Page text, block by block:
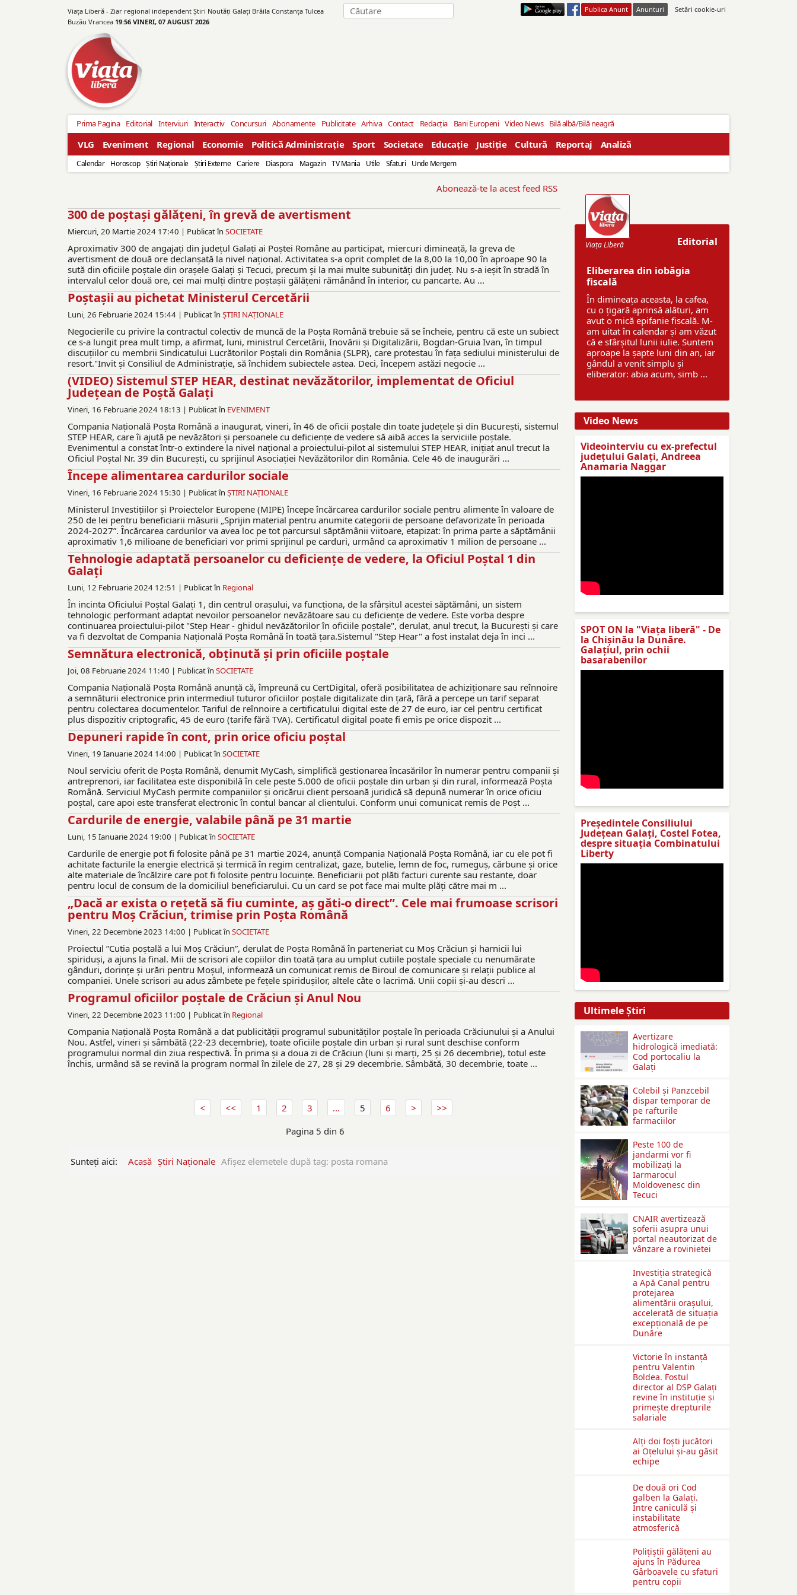
Viața Liberă - Ziar regional independent Știri Noutăți Galaţi Brăila Constanţa Tulcea
Buzău Vrancea 19:56 VINERI, 07 AUGUST 2026
Publica Anunt Anunturi Setări cookie-uri
Prima Pagina Editorial Interviuri Interactiv Concursuri Abonamente Publicitate Arhiva Contact Redacția Bani Europeni Video News Bilă albă/Bilă neagră
VLG Eveniment Regional Economie Politică Administrație Sport Societate Educație Justiție Cultură Reportaj Analiză
Calendar Horoscop Ştiri Naţionale Ştiri Externe Cariere Diaspora Magazin TV Mania Utile Sfaturi Unde Mergem
Abonează-te la acest feed RSS
300 de poștași gălățeni, în grevă de avertisment
Miercuri, 20 Martie 2024 17:40 | Publicat în SOCIETATE
Aproximativ 300 de angajați din județul Galați ai Poștei Române au participat, miercuri dimineață, la greva de
avertisment de două ore declanșată la nivel național. Activitatea s-a oprit complet de la 8,00 la 10,00 în aproape 90 la
sută din oficiile poștale din orașele Galați și Tecuci, precum și la mai multe subunități din județ. Nu s-a ieșit în stradă în
intervalul celor două ore, cei mai mulți dintre poștașii gălățeni rămânând în interior, cu pancarte. Au ...
Poștașii au pichetat Ministerul Cercetării
Luni, 26 Februarie 2024 15:44 | Publicat în ŞTIRI NAŢIONALE
Negocierile cu privire la contractul colectiv de muncă de la Poşta Română trebuie să se încheie, pentru că este un subiect
ce s-a lungit prea mult timp, a afirmat, luni, ministrul Cercetării, Inovării şi Digitalizării, Bogdan-Gruia Ivan, în timpul
discuţiilor cu membrii Sindicatului Lucrătorilor Poştali din România (SLPR), care protestau în faţa sediului ministerului de
resort."Invit şi Consiliul de Administraţie, să închidem subiectele astea. Deci, începem astăzi negocie ...
(VIDEO) Sistemul STEP HEAR, destinat nevăzătorilor, implementat de Oficiul
Județean de Poștă Galați
Vineri, 16 Februarie 2024 18:13 | Publicat în EVENIMENT
Compania Națională Poșta Română a inaugurat, vineri, în 46 de oficii poștale din toate județele și din București, sistemul
STEP HEAR, care îi ajută pe nevăzători și persoanele cu deficiențe de vedere să aibă acces la serviciile poștale.
Evenimentul a constat într-o extindere la nivel național a proiectului-pilot al sistemului STEP HEAR, inițiat anul trecut la
Oficiul Poștal Nr. 39 din București, cu sprijinul Asociației Nevăzătorilor din România. Cele 46 de inaugurări ...
Începe alimentarea cardurilor sociale
Vineri, 16 Februarie 2024 15:30 | Publicat în ŞTIRI NAŢIONALE
Ministerul Investițiilor și Proiectelor Europene (MIPE) începe încărcarea cardurilor sociale pentru alimente în valoare de
250 de lei pentru beneficiarii măsurii „Sprijin material pentru anumite categorii de persoane defavorizate în perioada
2024-2027”. Încărcarea cardurilor va avea loc pe tot parcursul săptămânii viitoare, etapizat: în prima parte a săptămânii
aproximativ 1,6 milioane de beneficiari vor primi sprijinul pe carduri, urmând ca aproximativ 1 milion de persoane ...
Tehnologie adaptată persoanelor cu deficiențe de vedere, la Oficiul Poștal 1 din
Galați
Luni, 12 Februarie 2024 12:51 | Publicat în Regional
În incinta Oficiului Poștal Galați 1, din centrul orașului, va funcționa, de la sfârșitul acestei săptămâni, un sistem
tehnologic performant adaptat nevoilor persoanelor nevăzătoare sau cu deficiențe de vedere. Este vorba despre
continuarea proiectului-pilot "Step Hear - ghidul nevăzătorilor în oficiile poștale", derulat, anul trecut, la București și care
va fi dezvoltat de Compania Națională Poșta Română în toată țara.Sistemul "Step Hear" a fost instalat deja în inci ...
Semnătura electronică, obținută și prin oficiile poștale
Joi, 08 Februarie 2024 11:40 | Publicat în SOCIETATE
Compania Națională Poșta Română anunță că, împreună cu CertDigital, oferă posibilitatea de achiziționare sau reînnoire
a semnăturii electronice prin intermediul tuturor oficiilor poștale digitalizate din țară, fără a percepe un tarif separat
pentru colectarea documentelor. Tariful de reînnoire a certificatului digital este de 27 de euro, iar cel pentru certificat
plus dispozitiv criptografic, 45 de euro (tarife fără TVA). Certificatul digital poate fi emis pe orice dispozit ...
Depuneri rapide în cont, prin orice oficiu poștal
Vineri, 19 Ianuarie 2024 14:00 | Publicat în SOCIETATE
Noul serviciu oferit de Poșta Română, denumit MyCash, simplifică gestionarea încasărilor în numerar pentru companii și
antreprenori, iar facilitatea este disponibilă în cele peste 5.000 de oficii poștale din urban și din rural, informează Poșta
Română. Serviciul MyCash permite companiilor și oricărui client persoană juridică să depună numerar în orice oficiu
poștal, care apoi este transferat electronic în contul bancar al clientului. Conform unui comunicat remis de Poșt ...
Cardurile de energie, valabile până pe 31 martie
Luni, 15 Ianuarie 2024 19:00 | Publicat în SOCIETATE
Cardurile de energie pot fi folosite până pe 31 martie 2024, anunță Compania Națională Poșta Română, iar cu ele pot fi
achitate facturile la energie electrică și termică în regim centralizat, gaze, butelie, lemn de foc, rumeguș, cărbune și orice
alte materiale de încălzire care pot fi folosite pentru locuințe. Beneficiarii pot plăti facturi curente sau restante, doar
pentru locul de consum de la domiciliul beneficiarului. Cu un card se pot face mai multe plăți către mai m ...
„Dacă ar exista o rețetă să fiu cuminte, aș găti-o direct”. Cele mai frumoase scrisori
pentru Moș Crăciun, trimise prin Poșta Română
Vineri, 22 Decembrie 2023 14:00 | Publicat în SOCIETATE
Proiectul ”Cutia poștală a lui Moș Crăciun”, derulat de Poșta Română în parteneriat cu Moș Crăciun și harnicii lui
spiriduși, a ajuns la final. Mii de scrisori ale copiilor din toată țara au umplut cutiile poștale speciale cu nenumărate
gânduri, dorințe și urări pentru Moșul, informează un comunicat remis de Biroul de comunicare și relații publice al
companiei. Unele scrisori au adus zâmbete pe fețele spiridușilor, altele câte o lacrimă. Unii copii și-au descri ...
Programul oficiilor poștale de Crăciun și Anul Nou
Vineri, 22 Decembrie 2023 11:00 | Publicat în Regional
Compania Națională Poșta Română a dat publicității programul subunităților poștale în perioada Crăciunului și a Anului
Nou. Astfel, vineri și sâmbătă (22-23 decembrie), toate oficiile poștale din urban și rural sunt deschise conform
programului normal din ziua respectivă. În prima și a doua zi de Crăciun (luni și marți, 25 și 26 decembrie), totul este
închis, urmând să se revină la program normal în zilele de 27, 28 și 29 decembrie. Sâmbătă, 30 decembrie, toate ...
1 2 3 ... 5
6
Pagina 5 din 6
Sunteți aici: Acasă Ştiri Naţionale Afişez elemetele după tag: posta romana
Editorial
Viaţa Liberă
Eliberarea din iobăgia
fiscală
În dimineața aceasta, la cafea,
cu o țigară aprinsă alături, am
avut o mică epifanie fiscală. M-
am uitat în calendar și am văzut
că e sfârșitul lunii iulie. Suntem
aproape la șapte luni din an, iar
gândul a venit simplu și
eliberator: abia acum, simb ...
Video News
Videointerviu cu ex-prefectul
judeţului Galaţi, Andreea
Anamaria Naggar
SPOT ON la "Viaţa liberă" - De
la Chișinău la Dunăre.
Galațiul, prin ochii
basarabenilor
Preşedintele Consiliului
Judeţean Galaţi, Costel Fotea,
despre situaţia Combinatului
Liberty
Ultimele Ştiri
Avertizare
hidrologică imediată:
Cod portocaliu la
Galaţi
Colebil și Panzcebil
dispar temporar de
pe rafturile
farmaciilor
Peste 100 de
jandarmi vor fi
mobilizați la
Iarmarocul
Moldovenesc din
Tecuci
CNAIR avertizează
șoferii asupra unui
portal neautorizat de
vânzare a rovinietei
Investiția strategică
a Apă Canal pentru
protejarea
alimentării orașului,
accelerată de situația
excepțională de pe
Dunăre
Victorie în instanță
pentru Valentin
Boldea. Fostul
director al DSP Galați
revine în instituție și
primește drepturile
salariale
Alți doi foști jucători
ai Oțelului și-au găsit
echipe
De două ori Cod
galben la Galaţi.
Între caniculă şi
instabilitate
atmosferică
Polițiștii gălățeni au
ajuns în Pădurea
Gârboavele cu sfaturi
pentru copii